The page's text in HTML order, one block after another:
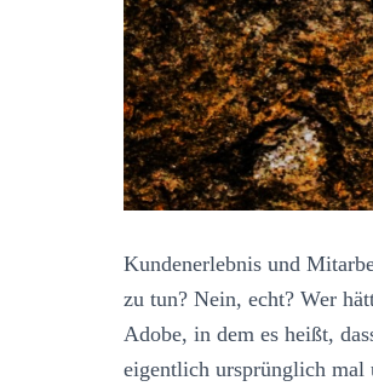
Kundenerlebnis und
zu tun? Nein, echt? Wer
Adobe, in dem es heißt,
eigentlich ursprünglich mal